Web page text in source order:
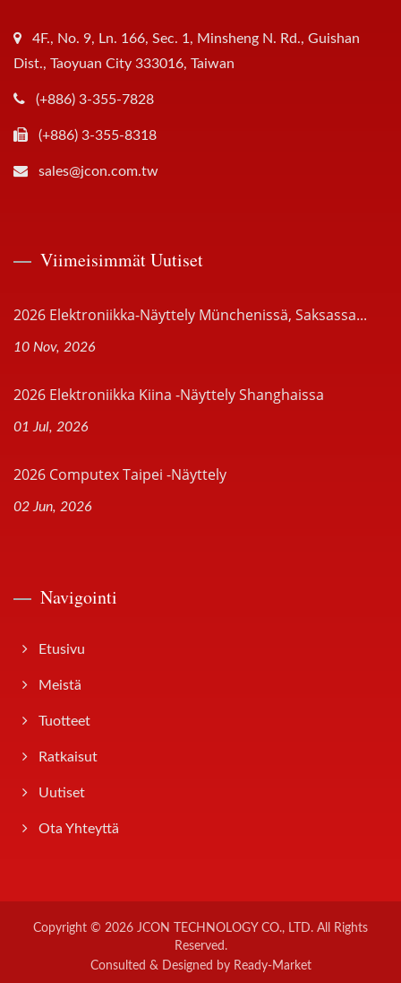
4F., No. 9, Ln. 166, Sec. 1, Minsheng N. Rd., Guishan
Dist., Taoyuan City 333016, Taiwan
(+886) 3-355-7828
(+886) 3-355-8318
sales@jcon.com.tw
Viimeisimmät Uutiset
2026 Elektroniikka-Näyttely Münchenissä, Saksassa...
10 Nov, 2026
2026 Elektroniikka Kiina -näyttely Shanghaissa
01 Jul, 2026
2026 Computex Taipei -näyttely
02 Jun, 2026
Navigointi
Etusivu
Meistä
Tuotteet
Ratkaisut
Uutiset
Ota Yhteyttä
Copyright © 2026 JCON TECHNOLOGY CO., LTD. All Rights
Reserved.
Consulted & Designed by Ready-Market